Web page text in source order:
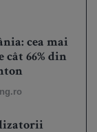
cea mai
cât 66% din